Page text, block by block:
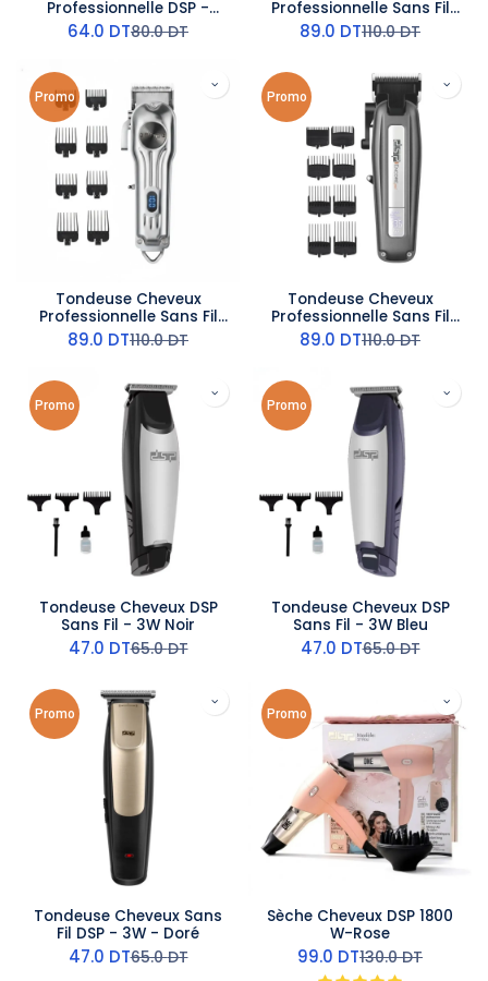
Professionnelle DSP -
7500RPM - 5W - Doré
64.0 DT80.0DT
Professionnelle Sans Fil
DSP Dorée – 6500RPM - 5W
89.0 DT110.0DT
Promo
Tondeuse Cheveux
Professionnelle Sans Fil
DSP Argent – 6500RPM -
5W
89.0 DT110.0DT
Promo
Tondeuse Cheveux
Professionnelle Sans Fil
DSP 7000RPM – 5W
89.0 DT110.0DT
Promo
Tondeuse Cheveux DSP
Sans Fil - 3W Noir
47.0 DT65.0DT
Promo
Tondeuse Cheveux DSP
Sans Fil - 3W Bleu
47.0 DT65.0DT
Promo
Tondeuse Cheveux Sans
Fil DSP - 3W - Doré
47.0 DT65.0DT
Promo
Sèche Cheveux DSP 1800
W-Rose
99.0 DT130.0DT